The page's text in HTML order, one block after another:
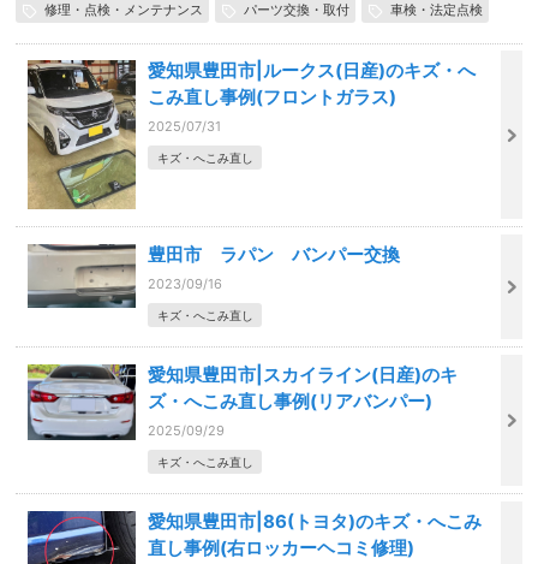
修理・点検・メンテナンス パーツ交換・取付 車検・法定点検
愛知県豊田市|ルークス(日産)のキズ・へ
こみ直し事例(フロントガラス)
2025/07/31
キズ・へこみ直し
豊田市 ラパン バンパー交換
2023/09/16
キズ・へこみ直し
愛知県豊田市|スカイライン(日産)のキ
ズ・へこみ直し事例(リアバンパー)
2025/09/29
キズ・へこみ直し
愛知県豊田市|86(トヨタ)のキズ・へこみ
直し事例(右ロッカーヘコミ修理)